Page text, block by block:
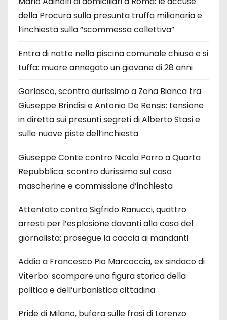
della Procura sulla presunta truffa milionaria e
l’inchiesta sulla “scommessa collettiva”
Entra di notte nella piscina comunale chiusa e si
tuffa: muore annegato un giovane di 28 anni
Garlasco, scontro durissimo a Zona Bianca tra
Giuseppe Brindisi e Antonio De Rensis: tensione
in diretta sui presunti segreti di Alberto Stasi e
sulle nuove piste dell’inchiesta
Giuseppe Conte contro Nicola Porro a Quarta
Repubblica: scontro durissimo sul caso
mascherine e commissione d’inchiesta
Attentato contro Sigfrido Ranucci, quattro
arresti per l’esplosione davanti alla casa del
giornalista: prosegue la caccia ai mandanti
Addio a Francesco Pio Marcoccia, ex sindaco di
Viterbo: scompare una figura storica della
politica e dell’urbanistica cittadina
Pride di Milano, bufera sulle frasi di Lorenzo